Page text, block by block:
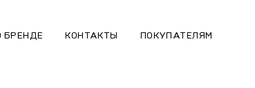
БРЕНДЕ КОНТАКТЫ ПОКУПАТЕЛЯМ